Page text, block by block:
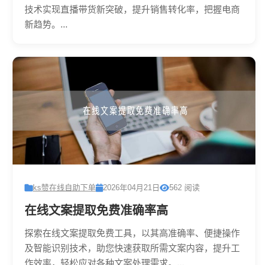
技术实现直播带货新突破，提升销售转化率，把握电商
新趋势。...
ks赞在线自助下单 2026年04月21日 562 阅读
在线文案提取免费准确率高
探索在线文案提取免费工具，以其高准确率、便捷操作
及智能识别技术，助您快速获取所需文案内容，提升工
作效率，轻松应对各种文案处理需求。...